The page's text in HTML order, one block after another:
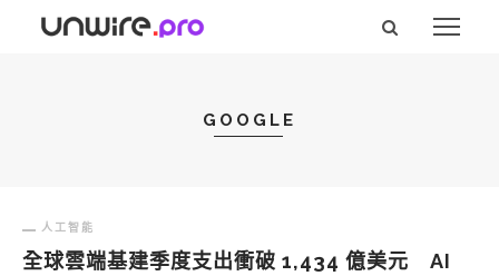
GOOGLE
人工智能
全球雲端基建季度支出衝破 1,434 億美元 AI